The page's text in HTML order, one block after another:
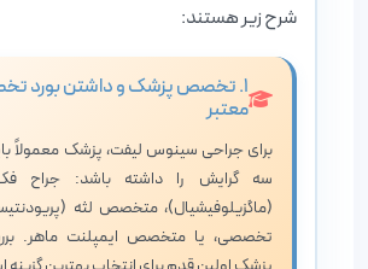
شرح زیر هستند:
۱. تخصص پزشک و داشتن بورد
معتبر
برای جراحی سینوس لیفت، پزشک معمولاً
سه گرایش را داشته باشد: جراح
(ماگزیلوفیشیال)، متخصص لثه
تخصصی، یا متخصص ایمپلنت ماهر.